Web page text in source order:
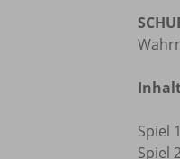
Spiel
Spiel